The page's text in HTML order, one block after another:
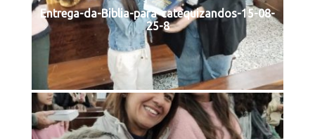
Entrega-da-Biblia-para-catequizandos-15-08-
25-8